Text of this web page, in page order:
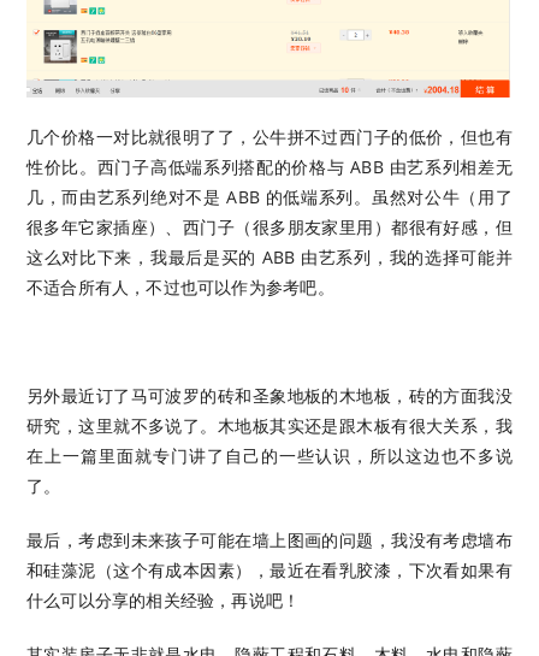
几个价格一对比就很明了了，公牛拼不过西门子的低价，但也有
性价比。西门子高低端系列搭配的价格与 ABB 由艺系列相差无
几，而由艺系列绝对不是 ABB 的低端系列。虽然对公牛（用了
很多年它家插座）、西门子（很多朋友家里用）都很有好感，但
这么对比下来，我最后是买的 ABB 由艺系列，我的选择可能并
不适合所有人，不过也可以作为参考吧。
另外最近订了马可波罗的砖和圣象地板的木地板，砖的方面我没
研究，这里就不多说了。木地板其实还是跟木板有很大关系，我
在上一篇里面就专门讲了自己的一些认识，所以这边也不多说
了。
最后，考虑到未来孩子可能在墙上图画的问题，我没有考虑墙布
和硅藻泥（这个有成本因素），最近在看乳胶漆，下次看如果有
什么可以分享的相关经验，再说吧！